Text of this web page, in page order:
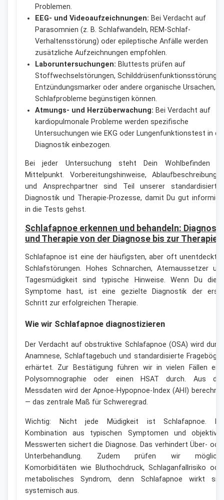
Problemen.
EEG- und Videoaufzeichnungen: Bei Verdacht auf
Parasomnien (z. B. Schlafwandeln, REM-Schlaf-
Verhaltensstörung) oder epileptische Anfälle werden
zusätzliche Aufzeichnungen empfohlen.
Laboruntersuchungen: Bluttests prüfen auf
Stoffwechselstörungen,
Entzündungsmarker oder andere organische Ursachen,
Schlafprobleme begünstigen können.
Atmungs- und Herzüberwachung: Bei Verdacht auf
kardiopulmonale Probleme werden spezifische
Untersuchungen wie EKG oder Lungenfunktionstest in die
Diagnostik einbezogen.
Bei jeder Untersuchung steht Dein Wohlbefinden
Mittelpunkt. Vorbereitungshinweise,
und Ansprechpartner sind Teil unserer
Diagnostik und Therapie-Prozesse, damit Du gut
in die Tests gehst.
Schlafapnoe erkennen und behandeln:
und Therapie von der Diagnose bis zur Therapie
Schlafapnoe ist eine der häufigsten, aber oft
Schlafstörungen. Hohes Schnarchen, Atemaussetzer
Tagesmüdigkeit sind typische Hinweise. Wenn Du
Symptome hast, ist eine gezielte Diagnostik der
Schritt zur erfolgreichen Therapie.
Wie wir Schlafapnoe diagnostizieren
Der Verdacht auf obstruktive Schlafapnoe (OSA) wird
Anamnese, Schlaftagebuch und standardisierte
erhärtet. Zur Bestätigung führen wir in vielen Fällen
Polysomnographie oder einen HSAT durch. Aus
Messdaten wird der Apnoe-Hypopnoe-Index (AHI)
— das zentrale Maß für Schweregrad.
Wichtig: Nicht jede Müdigkeit ist Schlafapnoe.
Kombination aus typischen Symptomen und
Messwerten sichert die Diagnose. Das verhindert Über-
Unterbehandlung. Zudem prüfen wir
Komorbiditäten wie Bluthochdruck, Schlaganfallrisiko
metabolisches Syndrom, denn Schlafapnoe wirkt
systemisch aus.